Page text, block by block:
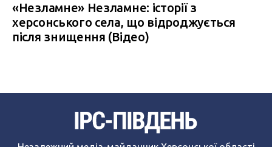
«Незламне» Незламне: історії з
херсонського села, що відроджується
після знищення (Відео)